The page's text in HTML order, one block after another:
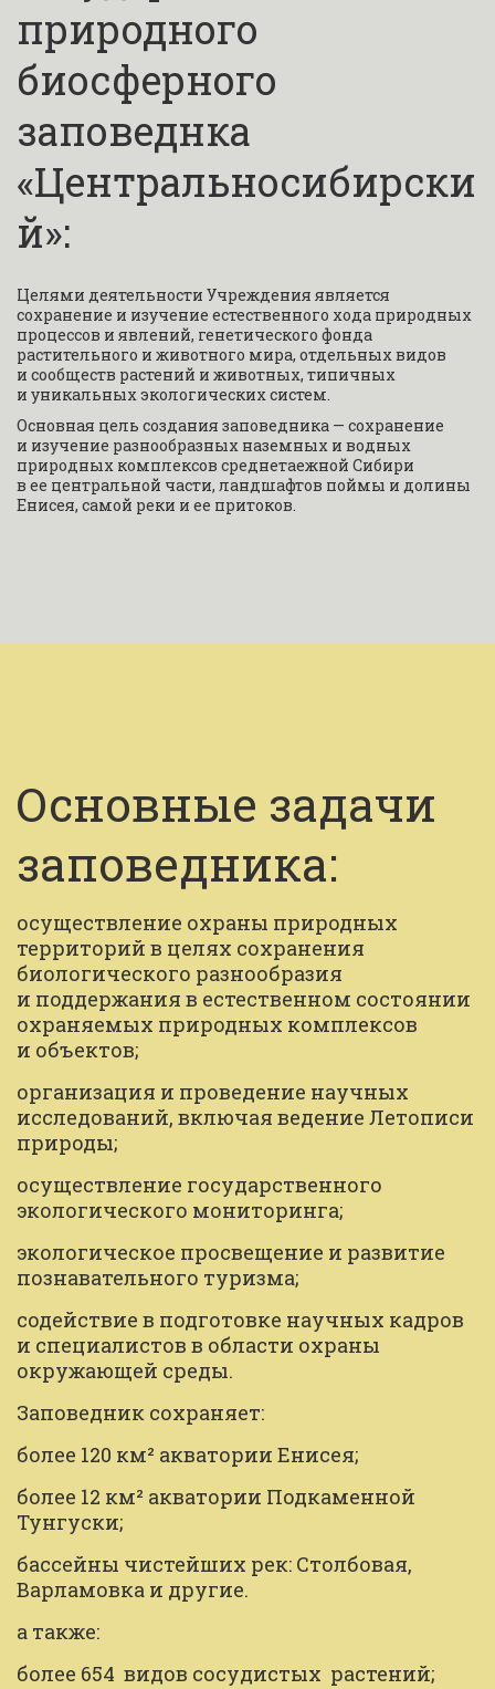
природного
биосферного
заповеднка
«Центральносибирски
й»:
Целями деятельности Учреждения является
сохранение и изучение естественного хода природных
процессов и явлений, генетического фонда
растительного и животного мира, отдельных видов
и сообществ растений и животных, типичных
и уникальных экологических систем.
Основная цель создания заповедника — сохранение
и изучение разнообразных наземных и водных
природных комплексов среднетаежной Сибири
в ее центральной части, ландшафтов поймы и долины
Енисея, самой реки и ее притоков.
Основные задачи
заповедника:
осуществление охраны природных
территорий в целях сохранения
биологического разнообразия
и поддержания в естественном состоянии
охраняемых природных комплексов
и объектов;
организация и проведение научных
исследований, включая ведение Летописи
природы;
осуществление государственного
экологического мониторинга;
экологическое просвещение и развитие
познавательного туризма;
содействие в подготовке научных кадров
и специалистов в области охраны
окружающей среды.
Заповедник сохраняет:
более 120 км² акватории Енисея;
более 12 км² акватории Подкаменной
Тунгуски;
бассейны чистейших рек: Столбовая,
Варламовка и другие.
а также:
более 654  видов сосудистых  растений;